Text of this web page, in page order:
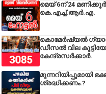
മെയ് 6ന് 24
കെ.എച്ച്.ആർ.എ.
കൊമേർഷ്യൽ
ഡീസല്‍ വില
കേന്ദ്രസര്‍ക്കാര്‍.
മുന്നറിയിപ്പുമായി
ശ്രദ്ധിക്കണം.?